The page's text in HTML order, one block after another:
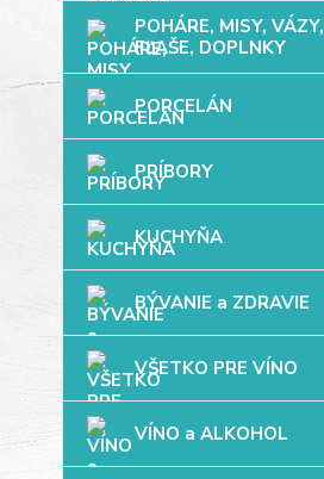
POHÁRE, MISY, VÁZY,
FĽAŠE, DOPLNKY
PORCELÁN
PRÍBORY
KUCHYŇA
BÝVANIE a ZDRAVIE
VŠETKO PRE VÍNO
VÍNO a ALKOHOL